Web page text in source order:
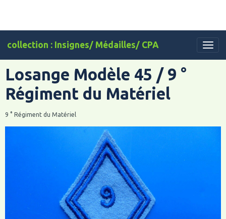
collection : Insignes/ Médailles/ CPA
Losange Modèle 45 / 9 °
Régiment du Matériel
9 ° Régiment du Matériel